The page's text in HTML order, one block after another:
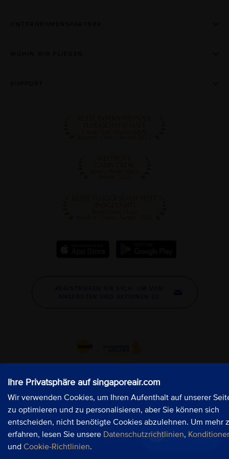
Ihre Privatsphäre auf singaporeair.com
Wir verwenden Cookies, um Ihren Aufenthalt auf unserer
zu optimieren und zu personalisieren, aber Sie können sich
entscheiden, nicht benötigte Cookies abzulehnen. Um mehr
erfahren, lesen Sie unsere Datenschutzrichtlinien,
und Cookie-Richtlinien.
Jetzt chatten
Ihre Privatsphäre auf singaporeair.com
Wir verwenden Cookies, um Ihren Aufenthalt auf unserer
zu optimieren und zu personalisieren, aber Sie können sich
entscheiden, nicht benötigte Cookies abzulehnen. Um mehr
erfahren, lesen Sie unsere Datenschutzrichtlinien,
und Cookie-Richtlinien.
Jetzt chatten
Ihre Privatsphäre auf singaporeair.com
Wir verwenden Cookies, um Ihren Aufenthalt auf unserer
zu optimieren und zu personalisieren, aber Sie können sich
entscheiden, nicht benötigte Cookies abzulehnen. Um mehr
erfahren, lesen Sie unsere Datenschutzrichtlinien,
und Cookie-Richtlinien.
Jetzt chatten